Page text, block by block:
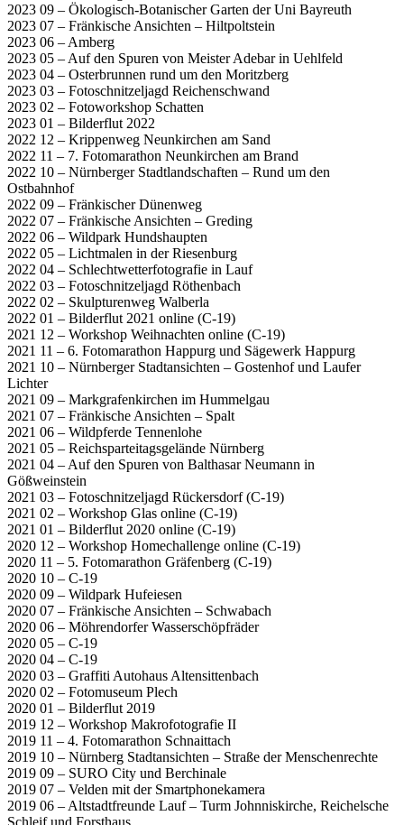
2023 09 – Ökologisch-Botanischer Garten der Uni Bayreuth
2023 07 – Fränkische Ansichten – Hiltpoltstein
2023 06 – Amberg
2023 05 – Auf den Spuren von Meister Adebar in Uehlfeld
2023 04 – Osterbrunnen rund um den Moritzberg
2023 03 – Fotoschnitzeljagd Reichenschwand
2023 02 – Fotoworkshop Schatten
2023 01 – Bilderflut 2022
2022 12 – Krippenweg Neunkirchen am Sand
2022 11 – 7. Fotomarathon Neunkirchen am Brand
2022 10 – Nürnberger Stadtlandschaften – Rund um den
Ostbahnhof
2022 09 – Fränkischer Dünenweg
2022 07 – Fränkische Ansichten – Greding
2022 06 – Wildpark Hundshaupten
2022 05 – Lichtmalen in der Riesenburg
2022 04 – Schlechtwetterfotografie in Lauf
2022 03 – Fotoschnitzeljagd Röthenbach
2022 02 – Skulpturenweg Walberla
2022 01 – Bilderflut 2021 online (C-19)
2021 12 – Workshop Weihnachten online (C-19)
2021 11 – 6. Fotomarathon Happurg und Sägewerk Happurg
2021 10 – Nürnberger Stadtansichten – Gostenhof und Laufer
Lichter
2021 09 – Markgrafenkirchen im Hummelgau
2021 07 – Fränkische Ansichten – Spalt
2021 06 – Wildpferde Tennenlohe
2021 05 – Reichsparteitagsgelände Nürnberg
2021 04 – Auf den Spuren von Balthasar Neumann in
Gößweinstein
2021 03 – Fotoschnitzeljagd Rückersdorf (C-19)
2021 02 – Workshop Glas online (C-19)
2021 01 – Bilderflut 2020 online (C-19)
2020 12 – Workshop Homechallenge online (C-19)
2020 11 – 5. Fotomarathon Gräfenberg (C-19)
2020 10 – C-19
2020 09 – Wildpark Hufeiesen
2020 07 – Fränkische Ansichten – Schwabach
2020 06 – Möhrendorfer Wasserschöpfräder
2020 05 – C-19
2020 04 – C-19
2020 03 – Graffiti Autohaus Altensittenbach
2020 02 – Fotomuseum Plech
2020 01 – Bilderflut 2019
2019 12 – Workshop Makrofotografie II
2019 11 – 4. Fotomarathon Schnaittach
2019 10 – Nürnberg Stadtansichten – Straße der Menschenrechte
2019 09 – SURO City und Berchinale
2019 07 – Velden mit der Smartphonekamera
2019 06 – Altstadtfreunde Lauf – Turm Johnniskirche, Reichelsche